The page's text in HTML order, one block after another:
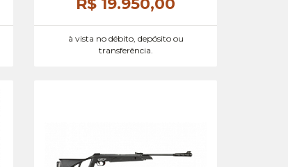
R$ 19.950,00
à vista no débito, depósito ou
transferência.